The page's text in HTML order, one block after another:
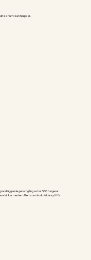
se hur vi kan hjälpa er.
genomgång av hur SEO fungerar.
skickar med en offert som är skräddarsytt för